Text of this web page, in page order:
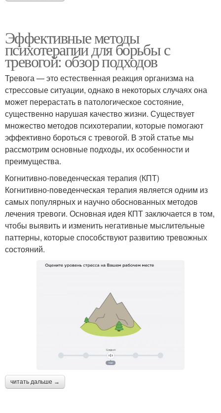
Эффективные методы
психотерапии для борьбы с
тревогой: обзор подходов
Тревога — это естественная реакция организма на
стрессовые ситуации, однако в некоторых случаях она
может перерастать в патологическое состояние,
существенно нарушая качество жизни. Существует
множество методов психотерапии, которые помогают
эффективно бороться с тревогой. В этой статье мы
рассмотрим основные подходы, их особенности и
преимущества.
Когнитивно-поведенческая терапия (КПТ)
Когнитивно-поведенческая терапия является одним из
самых популярных и научно обоснованных методов
лечения тревоги. Основная идея КПТ заключается в том,
чтобы выявить и изменить негативные мыслительные
паттерны, которые способствуют развитию тревожных
состояний.
читать дальше →